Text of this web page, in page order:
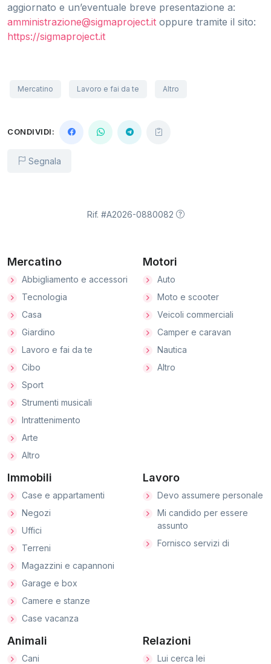
aggiornato e un’eventuale breve presentazione a:
amministrazione@sigmaproject.it oppure tramite il sito:
https://sigmaproject.it
Mercatino Lavoro e fai da te Altro
CONDIVIDI:
Segnala
Rif. #A2026-0880082
Mercatino
Abbigliamento e accessori
Tecnologia
Casa
Giardino
Lavoro e fai da te
Cibo
Sport
Strumenti musicali
Intrattenimento
Arte
Altro
Motori
Auto
Moto e scooter
Veicoli commerciali
Camper e caravan
Nautica
Altro
Immobili
Case e appartamenti
Negozi
Uffici
Terreni
Magazzini e capannoni
Garage e box
Camere e stanze
Case vacanza
Lavoro
Devo assumere personale
Mi candido per essere
assunto
Fornisco servizi di
Animali
Cani
Relazioni
Lui cerca lei